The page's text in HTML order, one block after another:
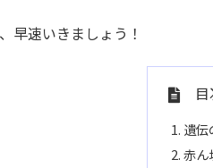
早速いきましょう！
遺伝
赤ん